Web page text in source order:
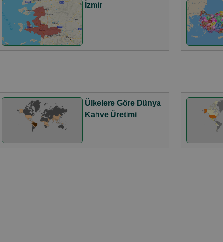
İzmir
Ülkelere Göre Dünya
Kahve Üretimi